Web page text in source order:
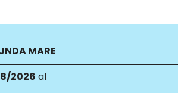
MARE
2026 al